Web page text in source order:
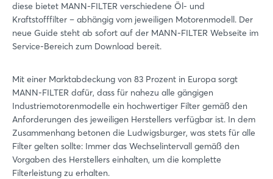
diese bietet MANN-FILTER verschiedene Öl- und
Kraftstofffilter – abhängig vom jeweiligen Motorenmodell. Der
neue Guide steht ab sofort auf der MANN-FILTER Webseite im
Service-Bereich zum Download bereit.
Mit einer Marktabdeckung von 83 Prozent in Europa sorgt
MANN-FILTER dafür, dass für nahezu alle gängigen
Industriemotorenmodelle ein hochwertiger Filter gemäß den
Anforderungen des jeweiligen Herstellers verfügbar ist. In dem
Zusammenhang betonen die Ludwigsburger, was stets für alle
Filter gelten sollte: Immer das Wechselintervall gemäß den
Vorgaben des Herstellers einhalten, um die komplette
Filterleistung zu erhalten.